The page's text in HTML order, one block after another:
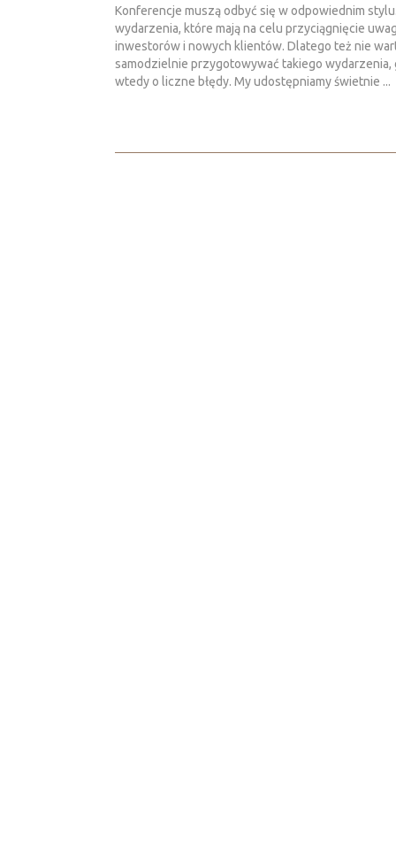
Konferencje muszą odbyć się w odpowiednim
wydarzenia, które mają na celu przyciągnięcie
inwestorów i nowych klientów. Dlatego też nie
samodzielnie przygotowywać takiego wydarzenia,
wtedy o liczne błędy. My udostępniamy świetnie ...